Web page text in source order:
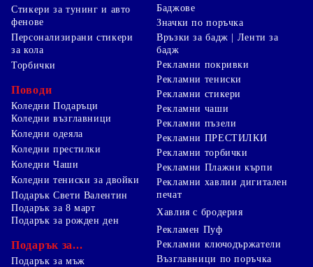
Стикери за тунинг и авто
фенове
Персонализирани стикери
за кола
Торбички
Поводи
Коледни Подаръци
Коледни възглавници
Коледни одеяла
Коледни престилки
Коледни Чаши
Коледни тениски за двойки
Подарък Свети Валентин
Подарък за 8 март
Подарък за рожден ден
Подарък за...
Подарък за мъж
Баджове
Значки по поръчка
Връзки за бадж | Ленти за
бадж
Рекламни покривки
Рекламни тениски
Рекламни стикери
Рекламни чаши
Рекламни пъзели
Рекламни ПРЕСТИЛКИ
Рекламни торбички
Рекламни Плажни кърпи
Рекламни хавлии дигитален
печат
Хавлия с бродерия
Рекламен Пуф
Рекламни ключодържатели
Възглавници по поръчка